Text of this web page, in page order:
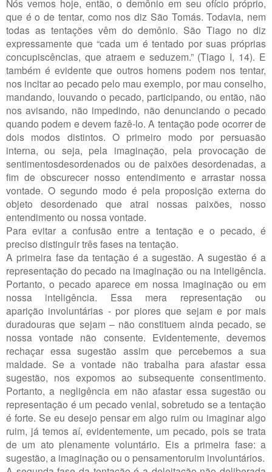
Nós vemos hoje, então, o demônio em seu ofício próprio,
que é o de tentar, como nos diz São Tomás. Todavia, nem
todas as tentações vêm do demônio. São Tiago no diz
expressamente que “cada um é tentado por suas próprias
concupiscências, que atraem e seduzem.” (Tiago I, 14). E
também é evidente que outros homens podem nos tentar,
nos incitar ao pecado pelo mau exemplo, por mau conselho,
mandando, louvando o pecado, participando, ou então, não
nos avisando, não impedindo, não denunciando o pecado
quando podem e devem fazê-lo. A tentação pode ocorrer de
dois modos distintos. O primeiro modo por persuasão
interna, ou seja, pela imaginação, pela provocação de
sentimentosdesordenados ou de paixões desordenadas, a
fim de obscurecer nosso entendimento e arrastar nossa
vontade. O segundo modo é pela proposição externa do
objeto desordenado que atrai nossas paixões, nosso
entendimento ou nossa vontade.
Para evitar a confusão entre a tentação e o pecado, é
preciso distinguir três fases na tentação.
A primeira fase da tentação é a sugestão. A sugestão é a
representação do pecado na imaginação ou na inteligência.
Portanto, o pecado aparece em nossa imaginação ou em
nossa inteligência. Essa mera representação ou
aparição involuntárias - por piores que sejam e por mais
duradouras que sejam – não constituem ainda pecado, se
nossa vontade não consente. Evidentemente, devemos
rechaçar essa sugestão assim que percebemos a sua
maldade. Se a vontade não trabalha para afastar essa
sugestão, nos expomos ao subsequente consentimento.
Portanto, a negligência em não afastar essa sugestão ou
representação é um pecado venial, sobretudo se a tentação
é forte. Se eu desejo pensar em algo ruim ou imaginar algo
ruim, já temos aí, evidentemente, um pecado, pois se trata
de um ato plenamente voluntário. Eis a primeira fase: a
sugestão, a imaginação ou o pensamentoruim involuntários.